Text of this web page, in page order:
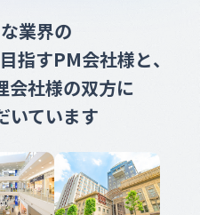
業界の
指すPM会社様と、
会社様の双方に
いています